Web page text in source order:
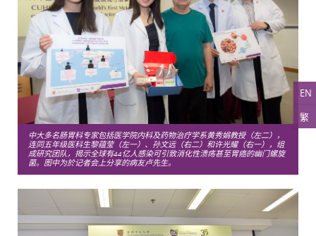
EN
繁
中大多名肠胃科专家包括医学院内科及药物治疗学系黄秀娟教授（左二），
连同五年级医科生黎蕴莹（左一）、孙文远（右二）和许光耀（右一），组
成研究团队，揭示全球有44亿人感染可引致消化性溃疡甚至胃癌的幽门螺旋
菌。图中为於记者会上分享的病友卢先生。